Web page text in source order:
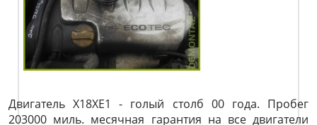
Двигатель X18XE1 - голый столб 00 года. Пробег
203000 миль. месячная гарантия на все двигатели